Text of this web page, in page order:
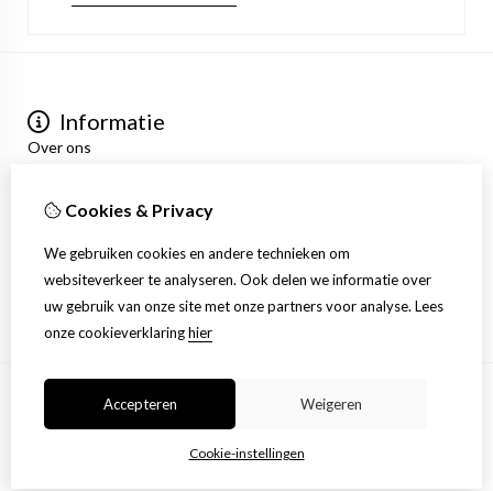
Informatie
Over ons
Algemene voorwaarden
Mijn account
Inloggen
Bestelhistorie
Verlanglijst
Nieuwsbrief
© Copyright 2026 |TSB
Cookies & Privacy
We gebruiken cookies en andere technieken om
websiteverkeer te analyseren. Ook delen we informatie over
uw gebruik van onze site met onze partners voor analyse. Lees
onze cookieverklaringhier
Accepteren Weigeren
Cookie-instellingen